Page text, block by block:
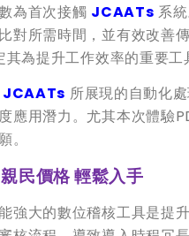
為首次接觸 JCAATs 系
對所需時間，並有效改善
為提升工作效率的重要工
JCAATs 所展現的自動化
應用潛力。尤其本次體驗
。
親民價格輕鬆入手
強大的數位稽核工具是提